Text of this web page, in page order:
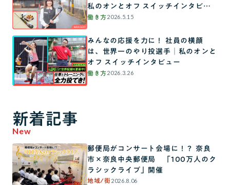
私のオンとオフ スイッチインタビュ
ー
働き方2026.5.15
みんなの応援を力に！ 社員の横顔
は、世界一のやり投選手│私のオンと
オフ スイッチインタビュー
働き方2026.3.26
新着記事
New
郵便局がコンサート会場に！？ 奈良
市×奈良中央郵便局 「100万人のク
ラシックライブ」開催
地域/街2026.8.06